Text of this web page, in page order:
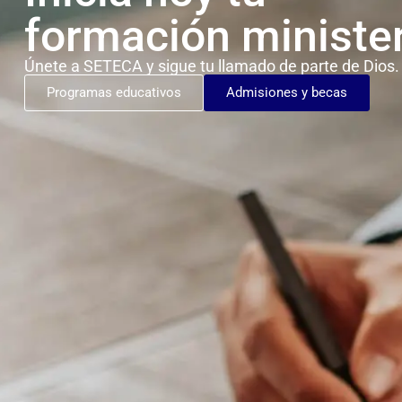
formación
Únete a SETECA y sigue tu llamado de parte de Dios.
Programas educativos Admisiones y becas